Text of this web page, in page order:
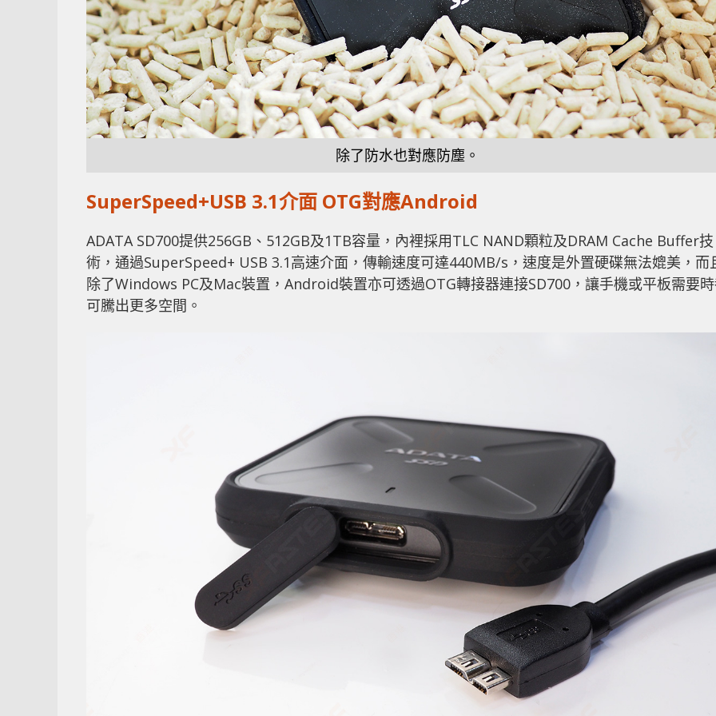
除了防水也對應防塵。
SuperSpeed+USB 3.1介面 OTG對應Android
ADATA SD700提供256GB、512GB及1TB容量，內裡採用TLC NAND顆粒及DRAM Cache Buffer技
術，通過SuperSpeed+ USB 3.1高速介面，傳輸速度可達440MB/s，速度是外置硬碟無法媲美，而
除了Windows PC及Mac裝置，Android裝置亦可透過OTG轉接器連接SD700，讓手機或平板需要
可騰出更多空間。